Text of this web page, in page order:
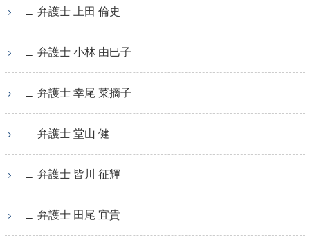
∟ 弁護士 上田 倫史
∟ 弁護士 小林 由巳子
∟ 弁護士 幸尾 菜摘子
∟ 弁護士 堂山 健
∟ 弁護士 皆川 征輝
∟ 弁護士 田尾 宜貴